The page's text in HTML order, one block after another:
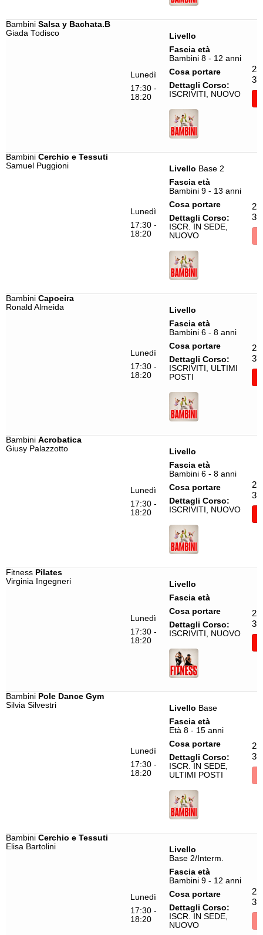
Bambini Salsa y Bachata.B
Giada Todisco
Lunedì
17:30 -
18:20
Livello
Fascia età
Bambini 8 - 12 anni
Cosa portare
Dettagli Corso:
ISCRIVITI, NUOVO
Bambini Cerchio e Tessuti
Samuel Puggioni
Lunedì
17:30 -
18:20
Livello Base 2
Fascia età
Bambini 9 - 13 anni
Cosa portare
Dettagli Corso:
ISCR. IN SEDE,
NUOVO
Bambini Capoeira
Ronald Almeida
Lunedì
17:30 -
18:20
Livello
Fascia età
Bambini 6 - 8 anni
Cosa portare
Dettagli Corso:
ISCRIVITI, ULTIMI
POSTI
Bambini Acrobatica
Giusy Palazzotto
Lunedì
17:30 -
18:20
Livello
Fascia età
Bambini 6 - 8 anni
Cosa portare
Dettagli Corso:
ISCRIVITI, NUOVO
Fitness Pilates
Virginia Ingegneri
Lunedì
17:30 -
18:20
Livello
Fascia età
Cosa portare
Dettagli Corso:
ISCRIVITI, NUOVO
Bambini Pole Dance Gym
Silvia Silvestri
Lunedì
17:30 -
18:20
Livello Base
Fascia età
Età 8 - 15 anni
Cosa portare
Dettagli Corso:
ISCR. IN SEDE,
ULTIMI POSTI
Bambini Cerchio e Tessuti
Elisa Bartolini
Lunedì
17:30 -
18:20
Livello
Base 2/Interm.
Fascia età
Bambini 9 - 12 anni
Cosa portare
Dettagli Corso:
ISCR. IN SEDE,
NUOVO